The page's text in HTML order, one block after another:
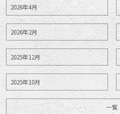
2026年4月
2026年2月
2025年12月
2025年10月
一覧